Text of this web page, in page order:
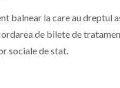
balnear la care au dreptul
de bilete de
sociale de stat.